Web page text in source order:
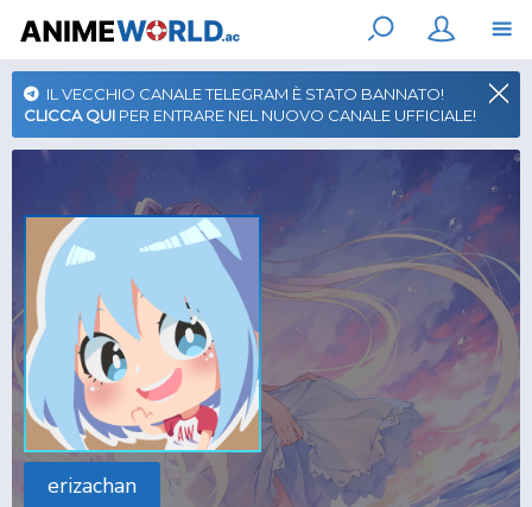
IL VECCHIO CANALE TELEGRAM È STATO BANNATO!
CLICCA QUI PER ENTRARE NEL NUOVO CANALE UFFICIALE!
erizachan